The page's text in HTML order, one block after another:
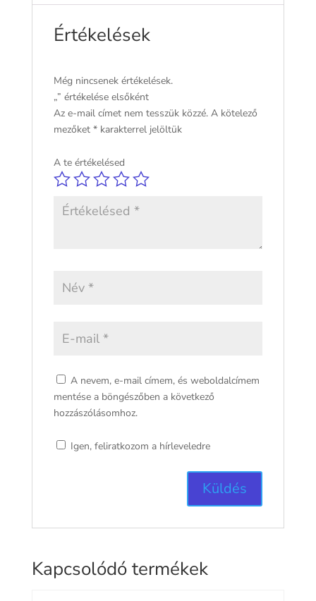
Értékelések
Még nincsenek értékelések.
„” értékelése elsőként
Az e-mail címet nem tesszük közzé. A kötelező
mezőket *karakterrel jelöltük
A te értékelésed
A nevem, e-mail címem, és weboldalcímem
mentése a böngészőben a következő
hozzászólásomhoz.
Igen, feliratkozom a hírleveledre
Kapcsolódó termékek